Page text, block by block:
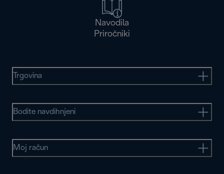
Navodila
Priročniki
Trgovina
Bodite navdihnjeni
Moj račun